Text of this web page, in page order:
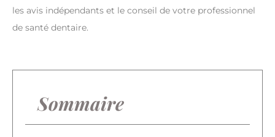
les avis indépendants et le conseil de votre professionnel
de santé dentaire.
Sommaire